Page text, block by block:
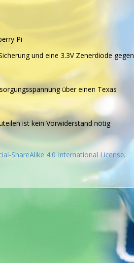
Pi
und eine 3.3V Zenerdiode gegen
über einen Texas
ist kein Vorwiderstand nötig
ShareAlike 4.0 International License.